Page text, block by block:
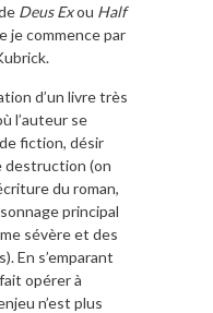
Deus Exou Half
je commence par
d’un livre très
l’auteur se
fiction, désir
destruction (on
du roman,
principal
sévère et des
En s’emparant
opérer à
n’est plus